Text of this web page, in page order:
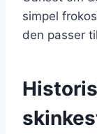
simpel
den passer